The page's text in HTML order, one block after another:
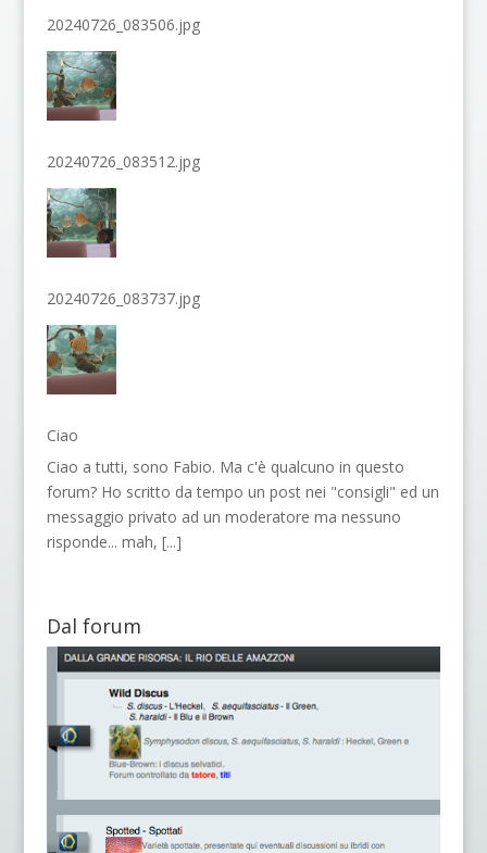
20240726_083506.jpg
20240726_083512.jpg
20240726_083737.jpg
Ciao
Ciao a tutti, sono Fabio. Ma c'è qualcuno in questo
forum? Ho scritto da tempo un post nei "consigli" ed un
messaggio privato ad un moderatore ma nessuno
risponde... mah, [...]
Dal forum